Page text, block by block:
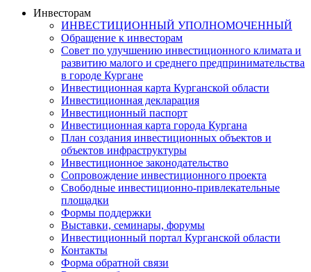
Инвесторам
ИНВЕСТИЦИОННЫЙ УПОЛНОМОЧЕННЫЙ
Обращение к инвесторам
Совет по улучшению инвестиционного климата и
развитию малого и среднего предпринимательства
в городе Кургане
Инвестиционная карта Курганской области
Инвестиционная декларация
Инвестиционный паспорт
Инвестиционная карта города Кургана
План создания инвестиционных объектов и
объектов инфраструктуры
Инвестиционное законодательство
Сопровождение инвестиционного проекта
Свободные инвестиционно-привлекательные
площадки
Формы поддержки
Выставки, семинары, форумы
Инвестиционный портал Курганской области
Контакты
Форма обратной связи